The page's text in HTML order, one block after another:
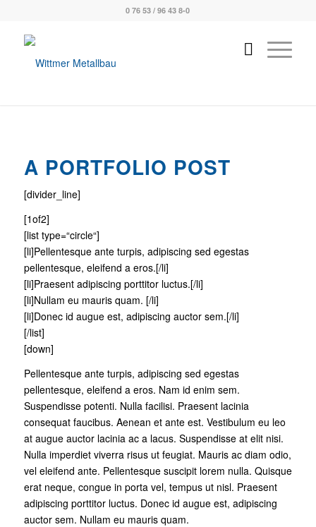
0 76 53 / 96 43 8-0
A PORTFOLIO POST
[divider_line]
[1of2]
[list type=“circle“]
[li]Pellentesque ante turpis, adipiscing sed egestas
pellentesque, eleifend a eros.[/li]
[li]Praesent adipiscing porttitor luctus.[/li]
[li]Nullam eu mauris quam. [/li]
[li]Donec id augue est, adipiscing auctor sem.[/li]
[/list]
[down]
Pellentesque ante turpis, adipiscing sed egestas
pellentesque, eleifend a eros. Nam id enim sem.
Suspendisse potenti. Nulla facilisi. Praesent lacinia
consequat faucibus. Aenean et ante est. Vestibulum eu leo
at augue auctor lacinia ac a lacus. Suspendisse at elit nisi.
Nulla imperdiet viverra risus ut feugiat. Mauris ac diam odio,
vel eleifend ante. Pellentesque suscipit lorem nulla. Quisque
erat neque, congue in porta vel, tempus ut nisl. Praesent
adipiscing porttitor luctus. Donec id augue est, adipiscing
auctor sem. Nullam eu mauris quam.